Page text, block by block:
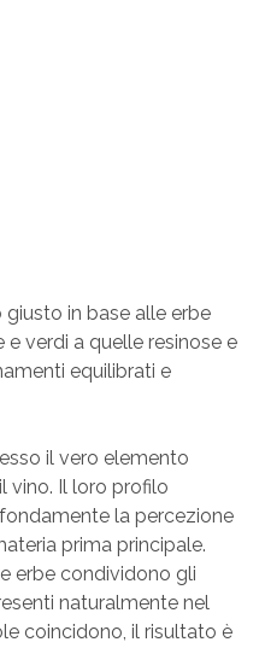
in base alle erbe
verdi a quelle resinose e
equilibrati e
il vero elemento
vino. Il loro profilo
la percezione
prima principale.
erbe condividono gli
naturalmente nel
coincidono, il risultato è